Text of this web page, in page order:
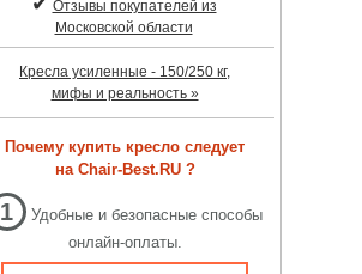
Отзывы покупателей из
Московской области
Кресла усиленные - 150/250 кг,
мифы и реальность »
Почему купить кресло следует
на Chair-Best.RU ?
1
Удобные и безопасные способы
онлайн-оплаты.